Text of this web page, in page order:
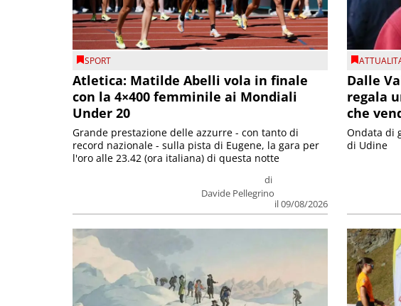
SPORT
Atletica: Matilde Abelli vola in finale
con la 4×400 femminile ai Mondiali
Under 20
di
Davide Pellegrino
il 09/08/2026
Grande prestazione delle azzurre - con tanto di
record nazionale - sulla pista di Eugene, la gara per
l'oro alle 23.42 (ora italiana) di questa notte
Dalle
regala
che
Ondata di
di Udine